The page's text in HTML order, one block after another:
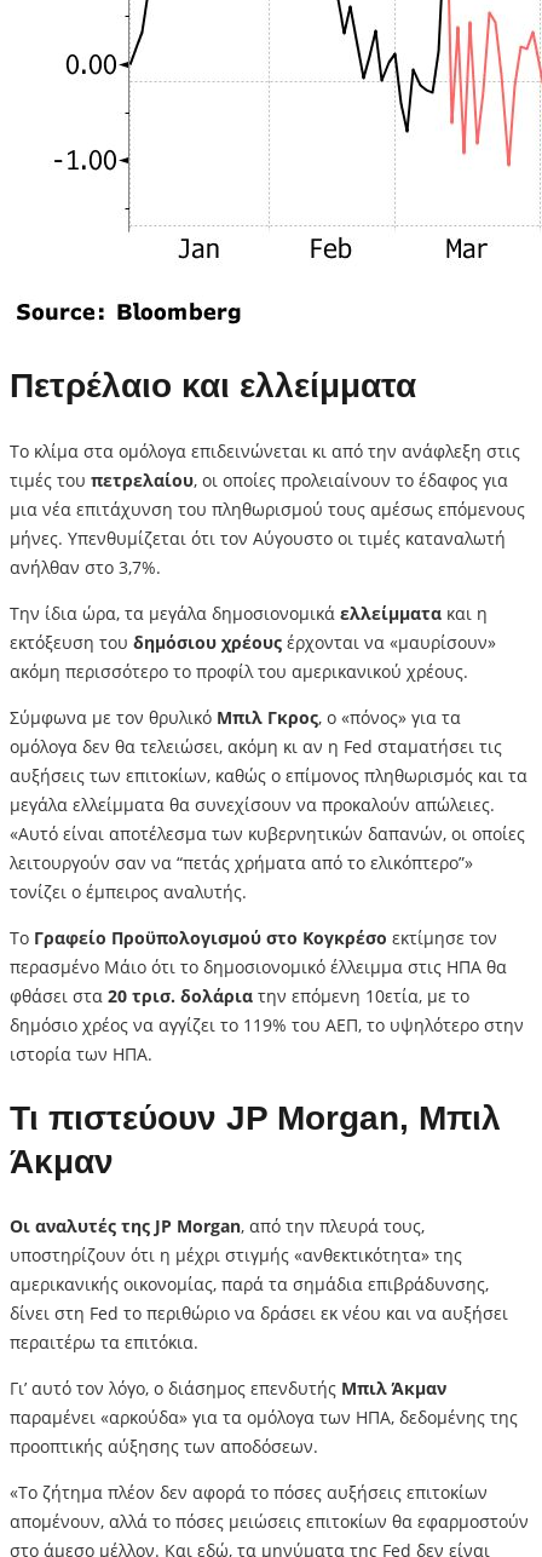
Πετρέλαιο και ελλείμματα
Το κλίμα στα ομόλογα επιδεινώνεται κι από την ανάφλεξη στις
τιμές του πετρελαίου, οι οποίες προλειαίνουν το έδαφος για
μια νέα επιτάχυνση του πληθωρισμού τους αμέσως επόμενους
μήνες. Υπενθυμίζεται ότι τον Αύγουστο οι τιμές καταναλωτή
ανήλθαν στο 3,7%.
Την ίδια ώρα, τα μεγάλα δημοσιονομικά ελλείμματα και η
εκτόξευση του δημόσιου χρέους έρχονται να «μαυρίσουν»
ακόμη περισσότερο το προφίλ του αμερικανικού χρέους.
Σύμφωνα με τον θρυλικό Μπιλ Γκρος, ο «πόνος» για τα
ομόλογα δεν θα τελειώσει, ακόμη κι αν η Fed σταματήσει τις
αυξήσεις των επιτοκίων, καθώς ο επίμονος πληθωρισμός και τα
μεγάλα ελλείμματα θα συνεχίσουν να προκαλούν απώλειες.
«Αυτό είναι αποτέλεσμα των κυβερνητικών δαπανών, οι οποίες
λειτουργούν σαν να “πετάς χρήματα από το ελικόπτερο”»
τονίζει ο έμπειρος αναλυτής.
Το Γραφείο Προϋπολογισμού στο Κογκρέσο εκτίμησε τον
περασμένο Μάιο ότι το δημοσιονομικό έλλειμμα στις ΗΠΑ θα
φθάσει στα 20 τρισ. δολάρια την επόμενη 10ετία, με το
δημόσιο χρέος να αγγίζει το 119% του ΑΕΠ, το υψηλότερο στην
ιστορία των ΗΠΑ.
Τι πιστεύουν JP Morgan, Μπιλ
Άκμαν
Οι αναλυτές της JP Morgan, από την πλευρά τους,
υποστηρίζουν ότι η μέχρι στιγμής «ανθεκτικότητα» της
αμερικανικής οικονομίας, παρά τα σημάδια επιβράδυνσης,
δίνει στη Fed το περιθώριο να δράσει εκ νέου και να αυξήσει
περαιτέρω τα επιτόκια.
Γι’ αυτό τον λόγο, ο διάσημος επενδυτής Μπιλ Άκμαν
παραμένει «αρκούδα» για τα ομόλογα των ΗΠΑ, δεδομένης της
προοπτικής αύξησης των αποδόσεων.
«Το ζήτημα πλέον δεν αφορά το πόσες αυξήσεις επιτοκίων
απομένουν, αλλά το πόσες μειώσεις επιτοκίων θα εφαρμοστούν
στο άμεσο μέλλον. Και εδώ, τα μηνύματα της Fed δεν είναι